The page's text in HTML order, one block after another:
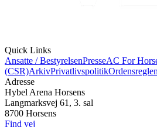
Quick Links
Ansatte / BestyrelsenPresseAC For
(CSR)ArkivPrivatlivspolitik
Adresse
Hybel Arena Horsens
Langmarksvej 61, 3. sal
8700 Horsens
Find vej